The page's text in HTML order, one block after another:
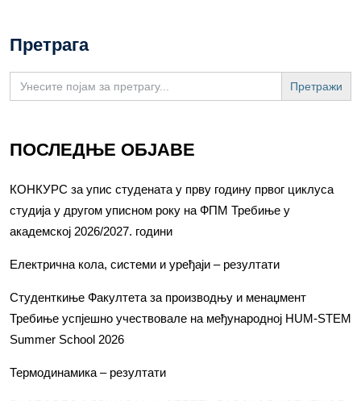
Претрага
Search
for:
ПОСЛЕДЊЕ ОБЈАВЕ
КОНКУРС за упис студената у прву годину првог циклуса
студија у другом уписном року на ФПМ Требиње у
академској 2026/2027. години
Електрична кола, системи и уређаји – резултати
Студенткиње Факултета за производњу и менаџмент
Требиње успјешно учествовале на међународној HUM-STEM
Summer School 2026
Термодинамика – резултати